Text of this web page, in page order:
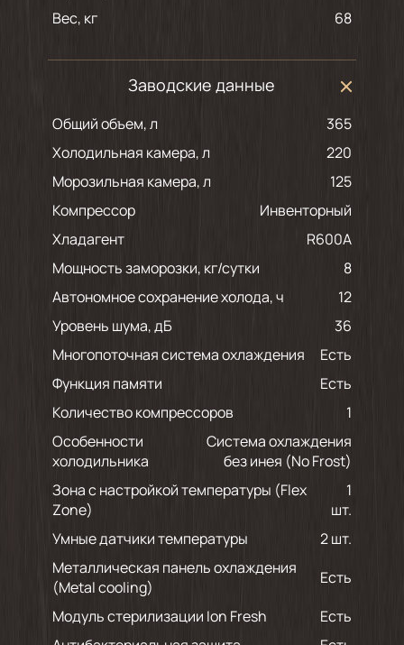
Вес, кг
68
Заводские данные
Общий объем, л
365
Холодильная камера, л
220
Морозильная камера, л
125
Компрессор
Инвенторный
Хладагент
R600A
Мощность заморозки, кг/сутки
8
Автономное сохранение холода, ч
12
Уровень шума, дБ
36
Многопоточная система охлаждения
есть
Функция памяти
есть
Количество компрессоров
1
Особенности
холодильника
Система охлаждения
без инея (No Frost)
Зона с настройкой температуры (Flex
Zone)
1
шт.
Умные датчики температуры
2 шт.
Металлическая панель охлаждения
(Metal cooling)
есть
Модуль стерилизации Ion Fresh
есть